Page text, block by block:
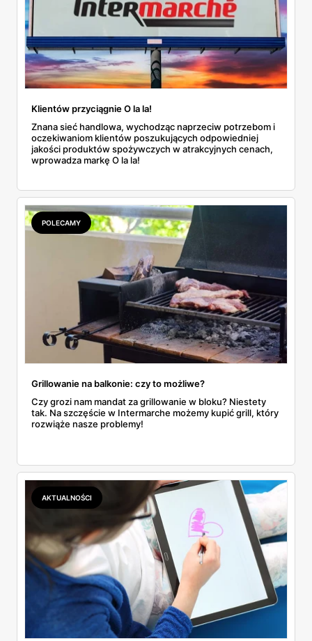
Klientów przyciągnie O la la!
Znana sieć handlowa, wychodząc naprzeciw potrzebom i
oczekiwaniom klientów poszukujących odpowiedniej
jakości produktów spożywczych w atrakcyjnych cenach,
wprowadza markę O la la!
POLECAMY
Grillowanie na balkonie: czy to możliwe?
Czy grozi nam mandat za grillowanie w bloku? Niestety
tak. Na szczęście w Intermarche możemy kupić grill, który
rozwiąże nasze problemy!
AKTUALNOŚCI